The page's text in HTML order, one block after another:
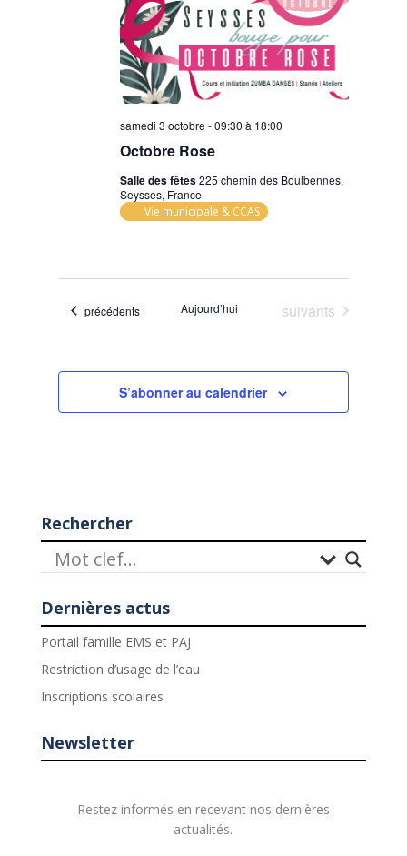
Octobre Rose
samedi 3 octobre - 09:30 à 18:00
Salle des fêtes225 chemin des Boulbennes,
Seysses, France
Vie municipale & CCAS
Évènements
précédents Aujourd’hui Évènements
suivants
S’abonner au calendrier
Rechercher
Dernières actus
Portail famille EMS et PAJ
Restriction d’usage de l’eau
Inscriptions scolaires
Newsletter
Restez informés en recevant nos dernières
actualités.